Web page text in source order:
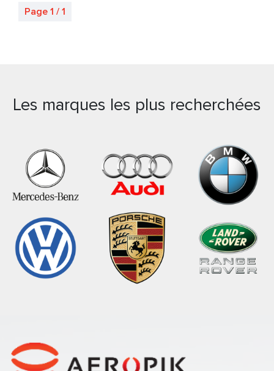
Page 1 / 1
Les marques les plus recherchées